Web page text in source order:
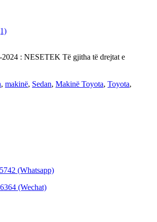
: NESETEK Të gjitha të drejtat e
, makinë, Sedan, Makinë Toyota, Toyota,
(Whatsapp)
(Wechat)